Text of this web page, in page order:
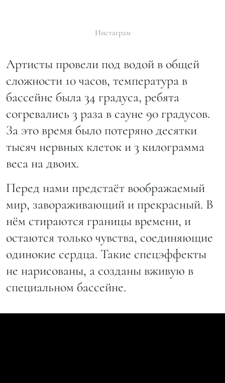
Инстаграм
Артисты провели под водой в общей
сложности 10 часов, температура в
бассейне была 34 градуса, ребята
согревались 3 раза в сауне 90 градусов.
За это время было потеряно десятки
тысяч нервных клеток и 3 килограмма
веса на двоих.
Перед нами предстаёт воображаемый
мир, завораживающий и прекрасный. В
нём стираются границы времени, и
остаются только чувства, соединяющие
одинокие сердца. Такие спецэффекты
не нарисованы, а созданы вживую в
специальном бассейне.